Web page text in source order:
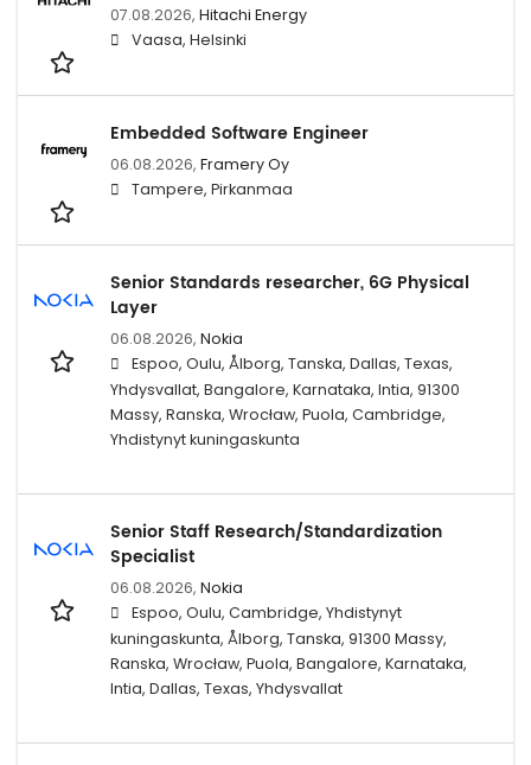
07.08.2026, Hitachi Energy
Vaasa, Helsinki
Embedded Software Engineer
06.08.2026, Framery Oy
Tampere, Pirkanmaa
Senior Standards researcher, 6G Physical
Layer
06.08.2026, Nokia
Espoo, Oulu, Ålborg, Tanska, Dallas, Texas,
Yhdysvallat, Bangalore, Karnataka, Intia, 91300
Massy, Ranska, Wrocław, Puola, Cambridge,
Yhdistynyt kuningaskunta
Senior Staff Research/Standardization
Specialist
06.08.2026, Nokia
Espoo, Oulu, Cambridge, Yhdistynyt
kuningaskunta, Ålborg, Tanska, 91300 Massy,
Ranska, Wrocław, Puola, Bangalore, Karnataka,
Intia, Dallas, Texas, Yhdysvallat